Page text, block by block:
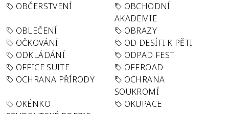
OBČERSTVENÍ
OBCHODNÍ
AKADEMIE
OBLEČENÍ
OBRAZY
OČKOVÁNÍ
OD DESÍTI K PĚTI
ODKLÁDÁNÍ
ODPAD FEST
OFFICE SUITE
OFFROAD
OCHRANA PŘÍRODY
OCHRANA
SOUKROMÍ
OKÉNKO
OKUPACE